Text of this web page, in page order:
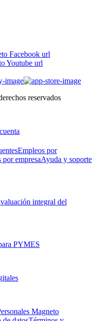
reservados
Empleos por
por empresaAyuda y soporte
integral del
PYMES
Magneto